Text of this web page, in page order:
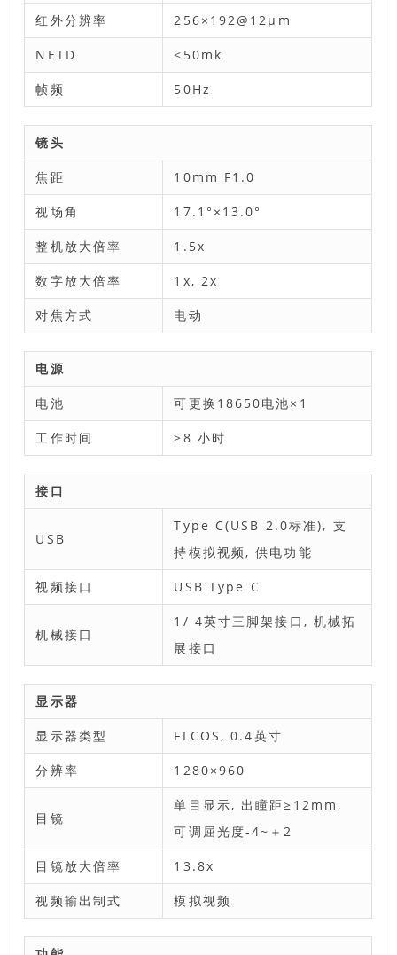
红外分辨率 256×192@12μm
NETD ≤50mk
帧频 50Hz
镜头
焦距 10mm F1.0
视场角 17.1°×13.0°
整机放大倍率 1.5x
数字放大倍率 1x, 2x
对焦方式 电动
电源
电池 可更换18650电池×1
工作时间 ≥8 小时
接口
USB
Type C(USB 2.0标准), 支
持模拟视频, 供电功能
视频接口 USB Type C
机械接口
1/ 4英寸三脚架接口, 机械拓
展接口
显示器
显示器类型 FLCOS, 0.4英寸
分辨率 1280×960
目镜
单目显示, 出瞳距≥12mm,
可调屈光度-4~＋2
目镜放大倍率 13.8x
视频输出制式 模拟视频